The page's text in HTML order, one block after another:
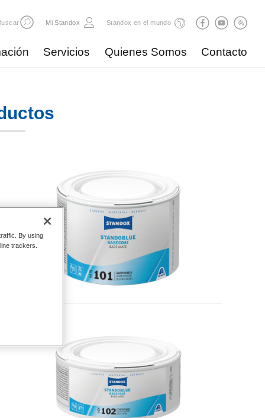
Mi Standox Standox en el mundo
Servicios Quienes Somos Contacto
By using
trackers.